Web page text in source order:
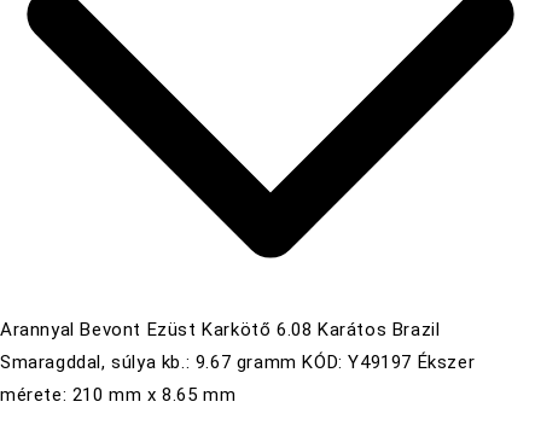
Arannyal Bevont Ezüst Karkötő 6.08 Karátos Brazil
Smaragddal, súlya kb.: 9.67 gramm KÓD: Y49197 Ékszer
mérete: 210 mm x 8.65 mm